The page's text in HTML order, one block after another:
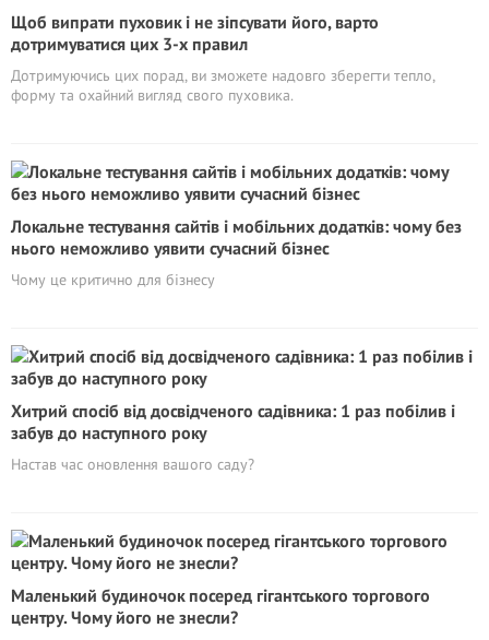
Щоб випрати пуховик і не зіпсувати його, варто
дотримуватися цих 3-х правил
Дотримуючись цих порад, ви зможете надовго зберегти тепло,
форму та охайний вигляд свого пуховика.
Локальне тестування сайтів і мобільних додатків: чому без
нього неможливо уявити сучасний бізнес
Чому це критично для бізнесу
Хитрий спосіб від досвідченого садівника: 1 раз побілив і
забув до наступного року
Настав час оновлення вашого саду?
Маленький будиночок посеред гігантського торгового
центру. Чому його не знесли?